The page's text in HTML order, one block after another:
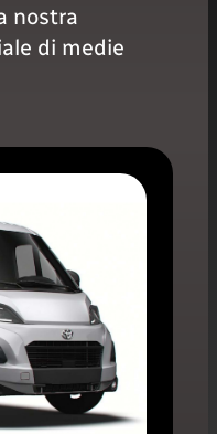
nostra
di medie